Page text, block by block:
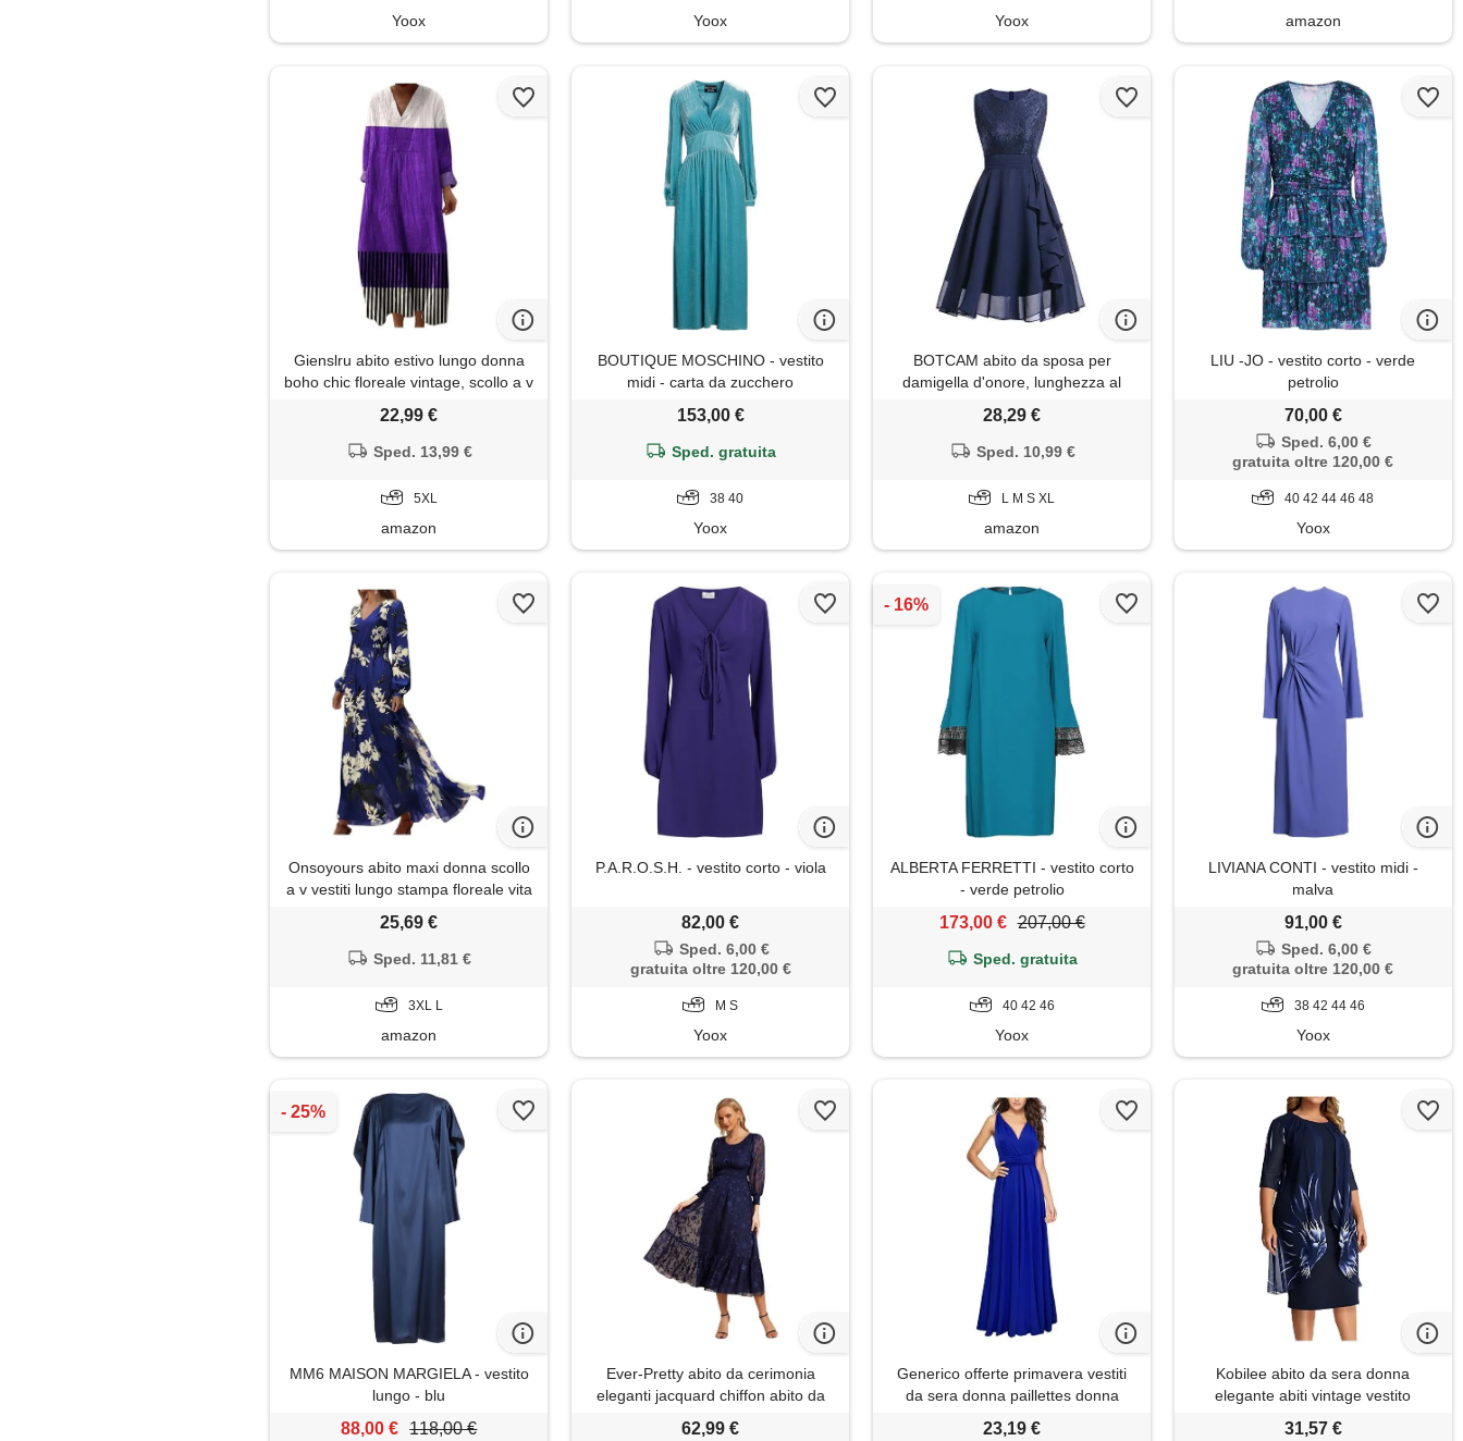
Yoox Yoox Yoox amazon
Gienslru abito estivo lungo donna
boho chic floreale vintage, scollo a v
tasche, vestito elegante casual per
vacanze primavera estate taglie
22,99 €
Sped. 13,99 €
5XL
amazon
BOUTIQUE MOSCHINO - vestito
midi - carta da zucchero
153,00 €
Sped. gratuita
38 40
Yoox
BOTCAM abito da sposa per
damigella d'onore, lunghezza al
abito da cerimonia, corto davanti
lungo dietro, senza maniche, in
28,29 €
Sped. 10,99 €
L M S XL
amazon
LIU -JO - vestito corto - verde
petrolio
70,00 €
Sped. 6,00 €
gratuita oltre 120,00 €
40 42 44 46 48
Yoox
Onsoyours abito maxi donna scollo
a v vestiti lungo stampa floreale vita
manica lunga curvy swing spiaggia
abiti casual autunno a blu 3xl
25,69 €
Sped. 11,81 €
3XL L
amazon
P.A.R.O.S.H. - vestito corto - viola
82,00 €
Sped. 6,00 €
gratuita oltre 120,00 €
M S
Yoox
ALBERTA FERRETTI - vestito corto
- verde petrolio
173,00 € 207,00 €
Sped. gratuita
40 42 46
Yoox
LIVIANA CONTI - vestito midi -
malva
91,00 €
Sped. 6,00 €
gratuita oltre 120,00 €
38 42 44 46
Yoox
MM6 MAISON MARGIELA - vestito
lungo - blu
88,00 € 118,00 €
Ever-Pretty abito da cerimonia
eleganti jacquard chiffon abito da
sera midi vestito a maniche lunghe
62,99 €
Generico offerte primavera vestiti
da sera donna paillettes donna
abbigliamento vestito fiori donna
23,19 €
Kobilee abito da sera donna
elegante abiti vintage vestito
maniche lunghe da sposa sexy
31,57 €